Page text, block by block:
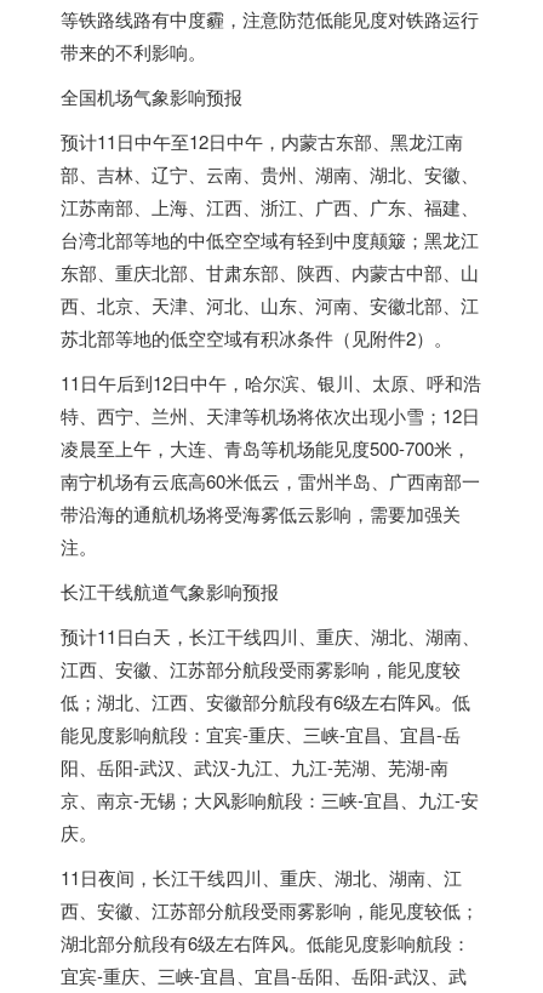
等铁路线路有中度霾，注意防范低能见度对铁路运行
带来的不利影响。
全国机场气象影响预报
预计11日中午至12日中午，内蒙古东部、黑龙江南
部、吉林、辽宁、云南、贵州、湖南、湖北、安徽、
江苏南部、上海、江西、浙江、广西、广东、福建、
台湾北部等地的中低空空域有轻到中度颠簸；黑龙江
东部、重庆北部、甘肃东部、陕西、内蒙古中部、山
西、北京、天津、河北、山东、河南、安徽北部、江
苏北部等地的低空空域有积冰条件（见附件2）。
11日午后到12日中午，哈尔滨、银川、太原、呼和浩
特、西宁、兰州、天津等机场将依次出现小雪；12日
凌晨至上午，大连、青岛等机场能见度500-700米，
南宁机场有云底高60米低云，雷州半岛、广西南部一
带沿海的通航机场将受海雾低云影响，需要加强关
注。
长江干线航道气象影响预报
预计11日白天，长江干线四川、重庆、湖北、湖南、
江西、安徽、江苏部分航段受雨雾影响，能见度较
低；湖北、江西、安徽部分航段有6级左右阵风。低
能见度影响航段：宜宾-重庆、三峡-宜昌、宜昌-岳
阳、岳阳-武汉、武汉-九江、九江-芜湖、芜湖-南
京、南京-无锡；大风影响航段：三峡-宜昌、九江-安
庆。
11日夜间，长江干线四川、重庆、湖北、湖南、江
西、安徽、江苏部分航段受雨雾影响，能见度较低；
湖北部分航段有6级左右阵风。低能见度影响航段：
宜宾-重庆、三峡-宜昌、宜昌-岳阳、岳阳-武汉、武